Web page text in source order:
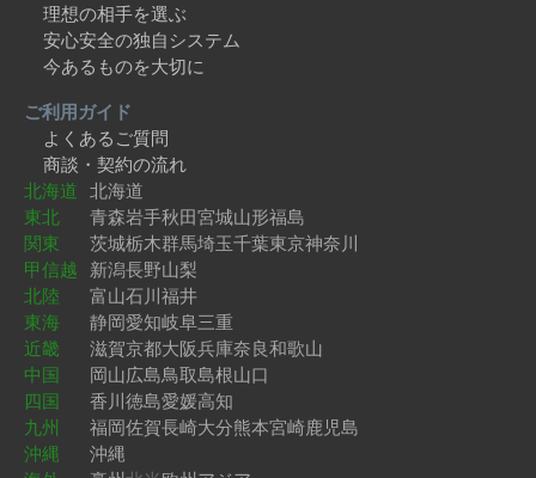
理想の相手を選ぶ
安心安全の独自システム
今あるものを大切に
ご利用ガイド
よくあるご質問
商談・契約の流れ
北海道 北海道
東北
青森岩手秋田宮城山形福島
関東
茨城栃木群馬埼玉千葉東京神奈川
甲信越 新潟長野山梨
北陸
富山石川福井
東海
静岡愛知岐阜三重
近畿
滋賀京都大阪兵庫奈良和歌山
中国
岡山広島鳥取島根山口
四国
香川徳島愛媛高知
九州
福岡佐賀長崎大分熊本宮崎鹿児島
沖縄
沖縄